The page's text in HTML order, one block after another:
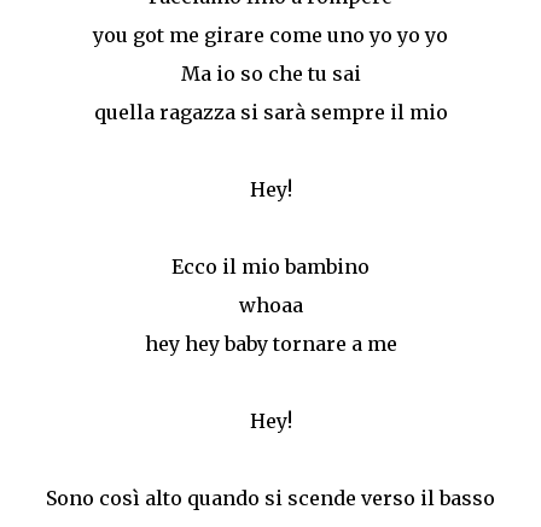
you got me girare come uno yo yo yo
Ma io so che tu sai
quella ragazza si sarà sempre il mio
Hey!
Ecco il mio bambino
whoaa
hey hey baby tornare a me
Hey!
Sono così alto quando si scende verso il basso